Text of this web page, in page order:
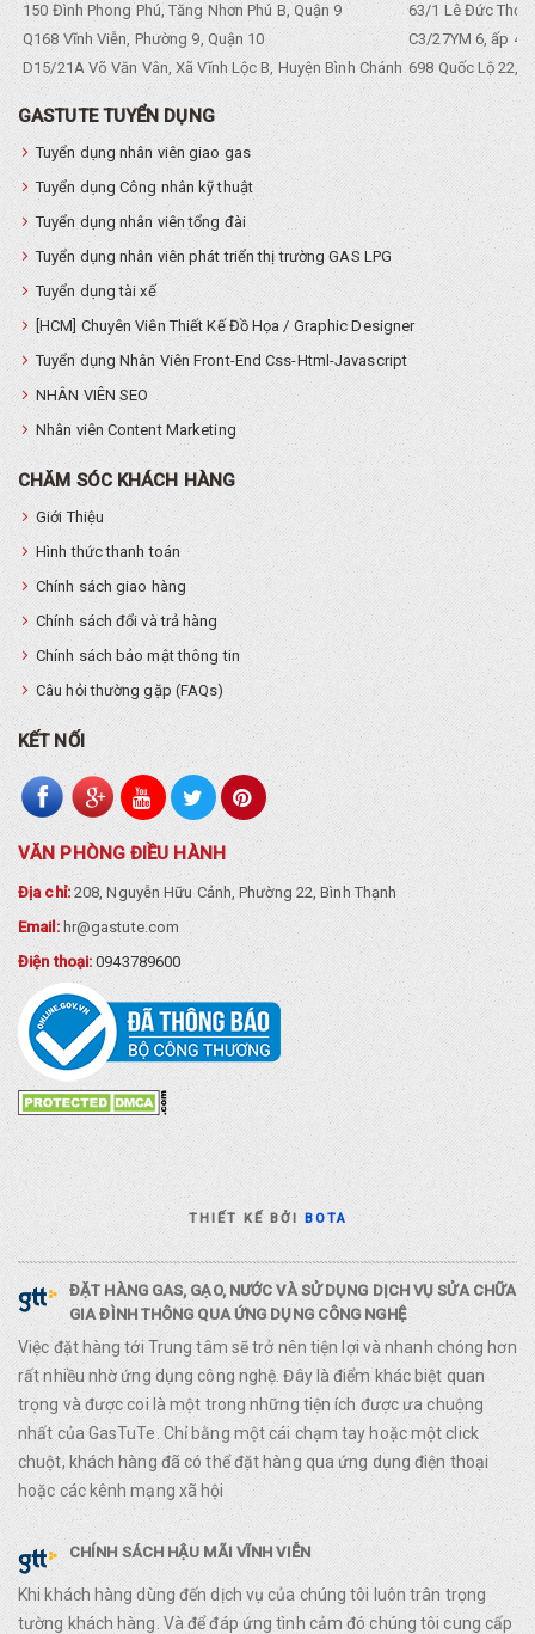
150 Đình Phong Phú, Tăng Nhơn Phú B, Quận 9
63/1 Lê Đức Thọ,
Q168 Vĩnh Viễn, Phường 9, Quận 10
C3/27YM 6, ấp 4,
D15/21A Võ Văn Vân, Xã Vĩnh Lộc B, Huyện Bình Chánh 698 Quốc Lộ 22,
GASTUTE TUYỂN DỤNG
Tuyển dụng nhân viên giao gas
Tuyển dụng Công nhân kỹ thuật
Tuyển dụng nhân viên tổng đài
Tuyển dụng nhân viên phát triển thị trường GAS LPG
Tuyển dụng tài xế
[HCM] Chuyên Viên Thiết Kế Đồ Họa / Graphic Designer
Tuyển dụng Nhân Viên Front-End Css-Html-Javascript
NHÂN VIÊN SEO
Nhân viên Content Marketing
CHĂM SÓC KHÁCH HÀNG
Giới Thiệu
Hình thức thanh toán
Chính sách giao hàng
Chính sách đổi và trả hàng
Chính sách bảo mật thông tin
Câu hỏi thường gặp (FAQs)
KẾT NỐI
VĂN PHÒNG ĐIỀU HÀNH
Địa chỉ:208, Nguyễn Hữu Cảnh, Phường 22, Bình Thạnh
Email: hr@gastute.com
Điện thoại:0943789600
THIẾT KẾ BỞIBOTA
ĐẶT HÀNG GAS, GẠO, NƯỚC VÀ SỬ DỤNG DỊCH VỤ SỬA CHỮA
GIA ĐÌNH THÔNG QUA ỨNG DỤNG CÔNG NGHỆ
Việc đặt hàng tới Trung tâm sẽ trở nên tiện lợi và nhanh chóng hơn
rất nhiều nhờ ứng dụng công nghệ. Đây là điểm khác biệt quan
trọng và được coi là một trong những tiện ích được ưa chuộng
nhất của GasTuTe. Chỉ bằng một cái chạm tay hoặc một click
chuột, khách hàng đã có thể đặt hàng qua ứng dụng điện thoại
hoặc các kênh mạng xã hội
CHÍNH SÁCH HẬU MÃI VĨNH VIỄN
Khi khách hàng dùng đến dịch vụ của chúng tôi luôn trân trọng
tường khách hàng. Và để đáp ứng tình cảm đó chúng tôi cung cấp